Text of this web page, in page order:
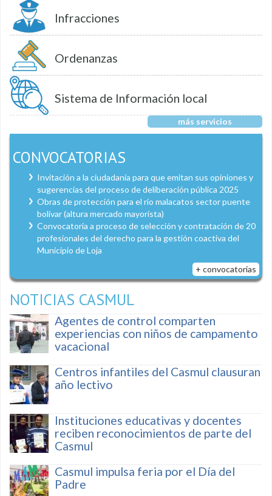
Infracciones
Ordenanzas
Sistema de Información local
más servicios
CONVOCATORIAS
Invitación a la ciudadanía para que emitan sus opiniones y
sugerencias del proceso de deliberación pública 2025
Obras de protección para el río malacatos sector puente
bolívar (altura mercado mayorista)
Convocatoria a proceso de selección y contratación de 20
profesionales del derecho para la gestión coactiva del
Municipio de Loja
+ convocatorias
NOTICIAS CASMUL
Agentes de control comparten
experiencias con niños de campamento
vacacional
Centros infantiles del Casmul clausuran
año lectivo
Instituciones educativas y docentes
reciben reconocimientos de parte del
Casmul
Casmul impulsa feria por el Día del
Padre